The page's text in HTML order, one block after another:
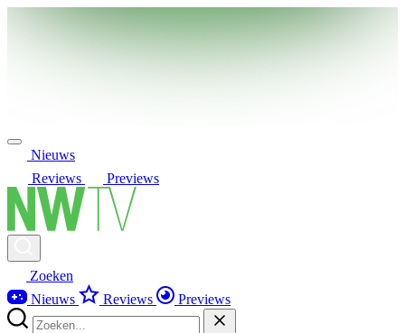
Nieuws
Reviews
Previews
Zoeken
Nieuws
Reviews Previews